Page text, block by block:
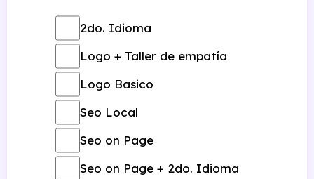
Panel de administración
Wordpress
certificado
2do. Idioma
Logo + Taller de empatía
Logo Basico
Seo Local
Seo on Page
Seo on Page + 2do. Idioma